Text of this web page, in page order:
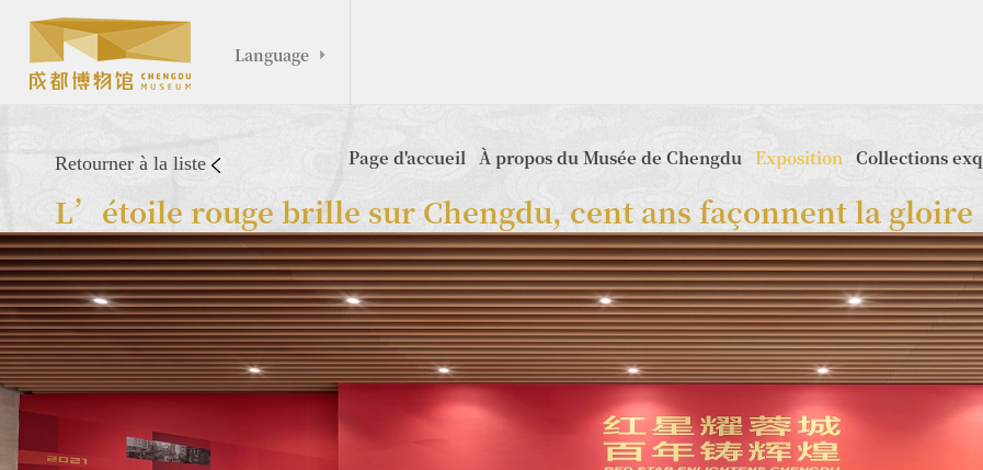
Language 
Page d'accueil À propos du Musée de Chengdu Exposition Collections
Retourner à la liste
L’étoile rouge brille sur Chengdu, cent ans façonnent la gloire